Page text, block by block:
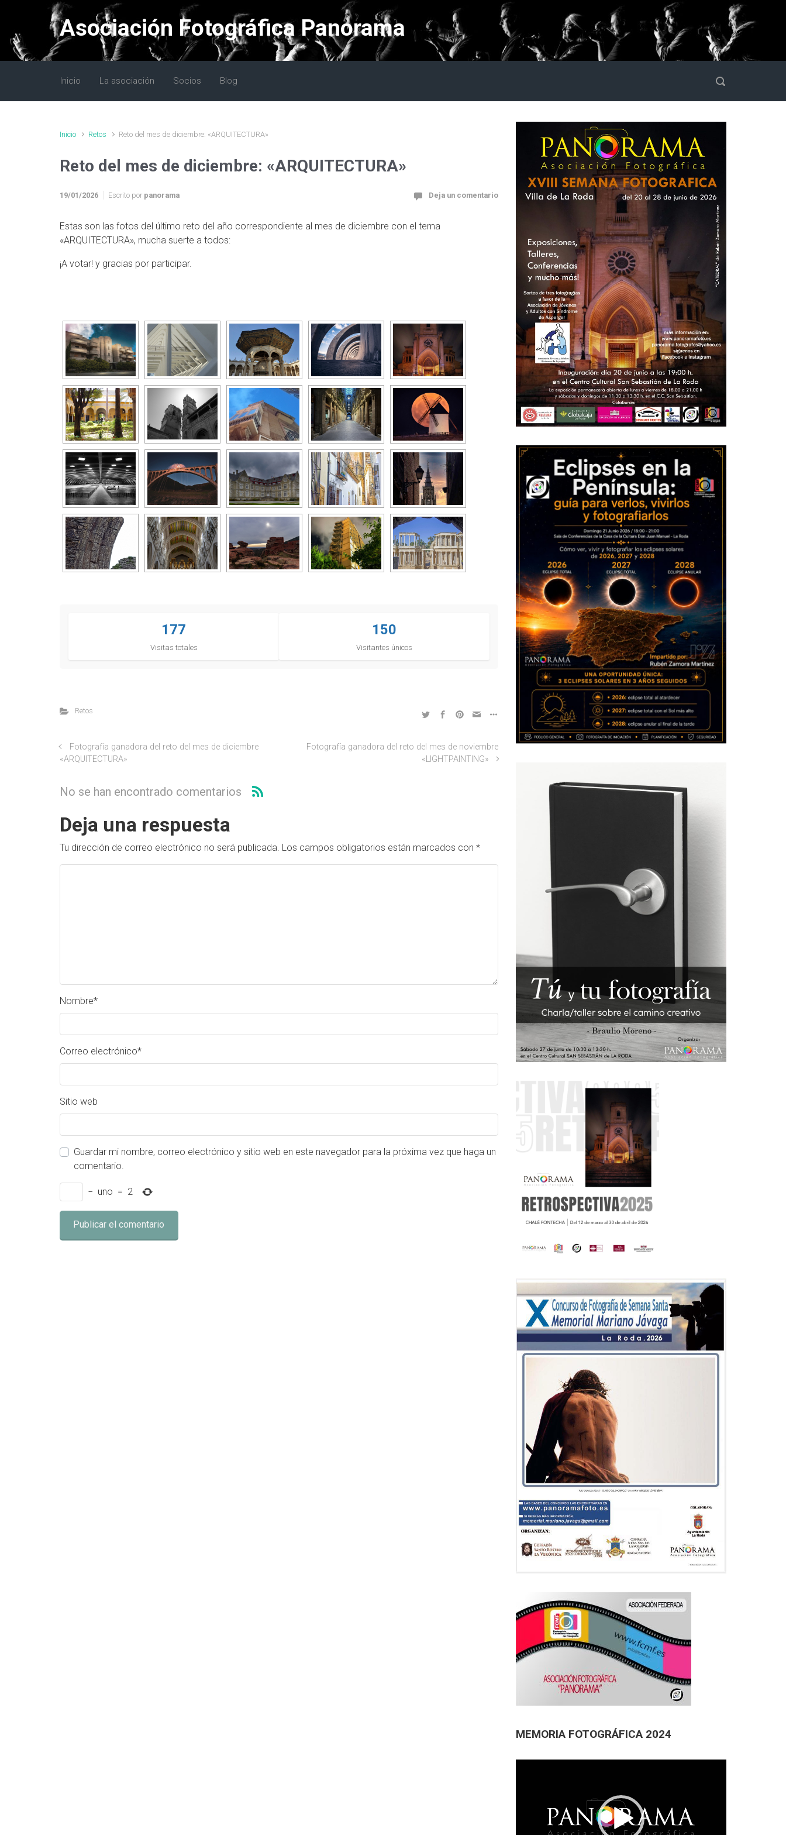
Saltar al contenido principal
Asociación Fotográfica Panorama
Inicio La asociación Socios Blog
Inicio Retos Reto del mes de diciembre: «ARQUITECTURA»
Reto del mes de diciembre: «ARQUITECTURA»
19/01/2026 Escrito por panorama Deja un comentario
Estas son las fotos del último reto del año correspondiente al mes de diciembre con el tema
«ARQUITECTURA», mucha suerte a todos:
¡A votar! y gracias por participar.
177
Visitas totales
150
Visitantes únicos
Retos
Fotografía ganadora del reto del mes de diciembre
«ARQUITECTURA»
Fotografía ganadora del reto del mes de noviembre
«LIGHTPAINTING»
No se han encontrado comentarios
Deja una respuesta
Tu dirección de correo electrónico no será publicada. Los campos obligatorios están marcados con *
Nombre*
Correo electrónico*
Sitio web
Guardar mi nombre, correo electrónico y sitio web en este navegador para la próxima vez que haga un
comentario.
− uno = 2
MEMORIA FOTOGRÁFICA 2024